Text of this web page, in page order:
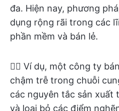
đa. Hiện nay, phương
dụng rộng rãi trong các
phần mềm và bán lẻ.
👉🏼 Ví dụ, một công ty
chậm trễ trong chuỗi
các nguyên tắc sản xuất
và loại bỏ các điểm